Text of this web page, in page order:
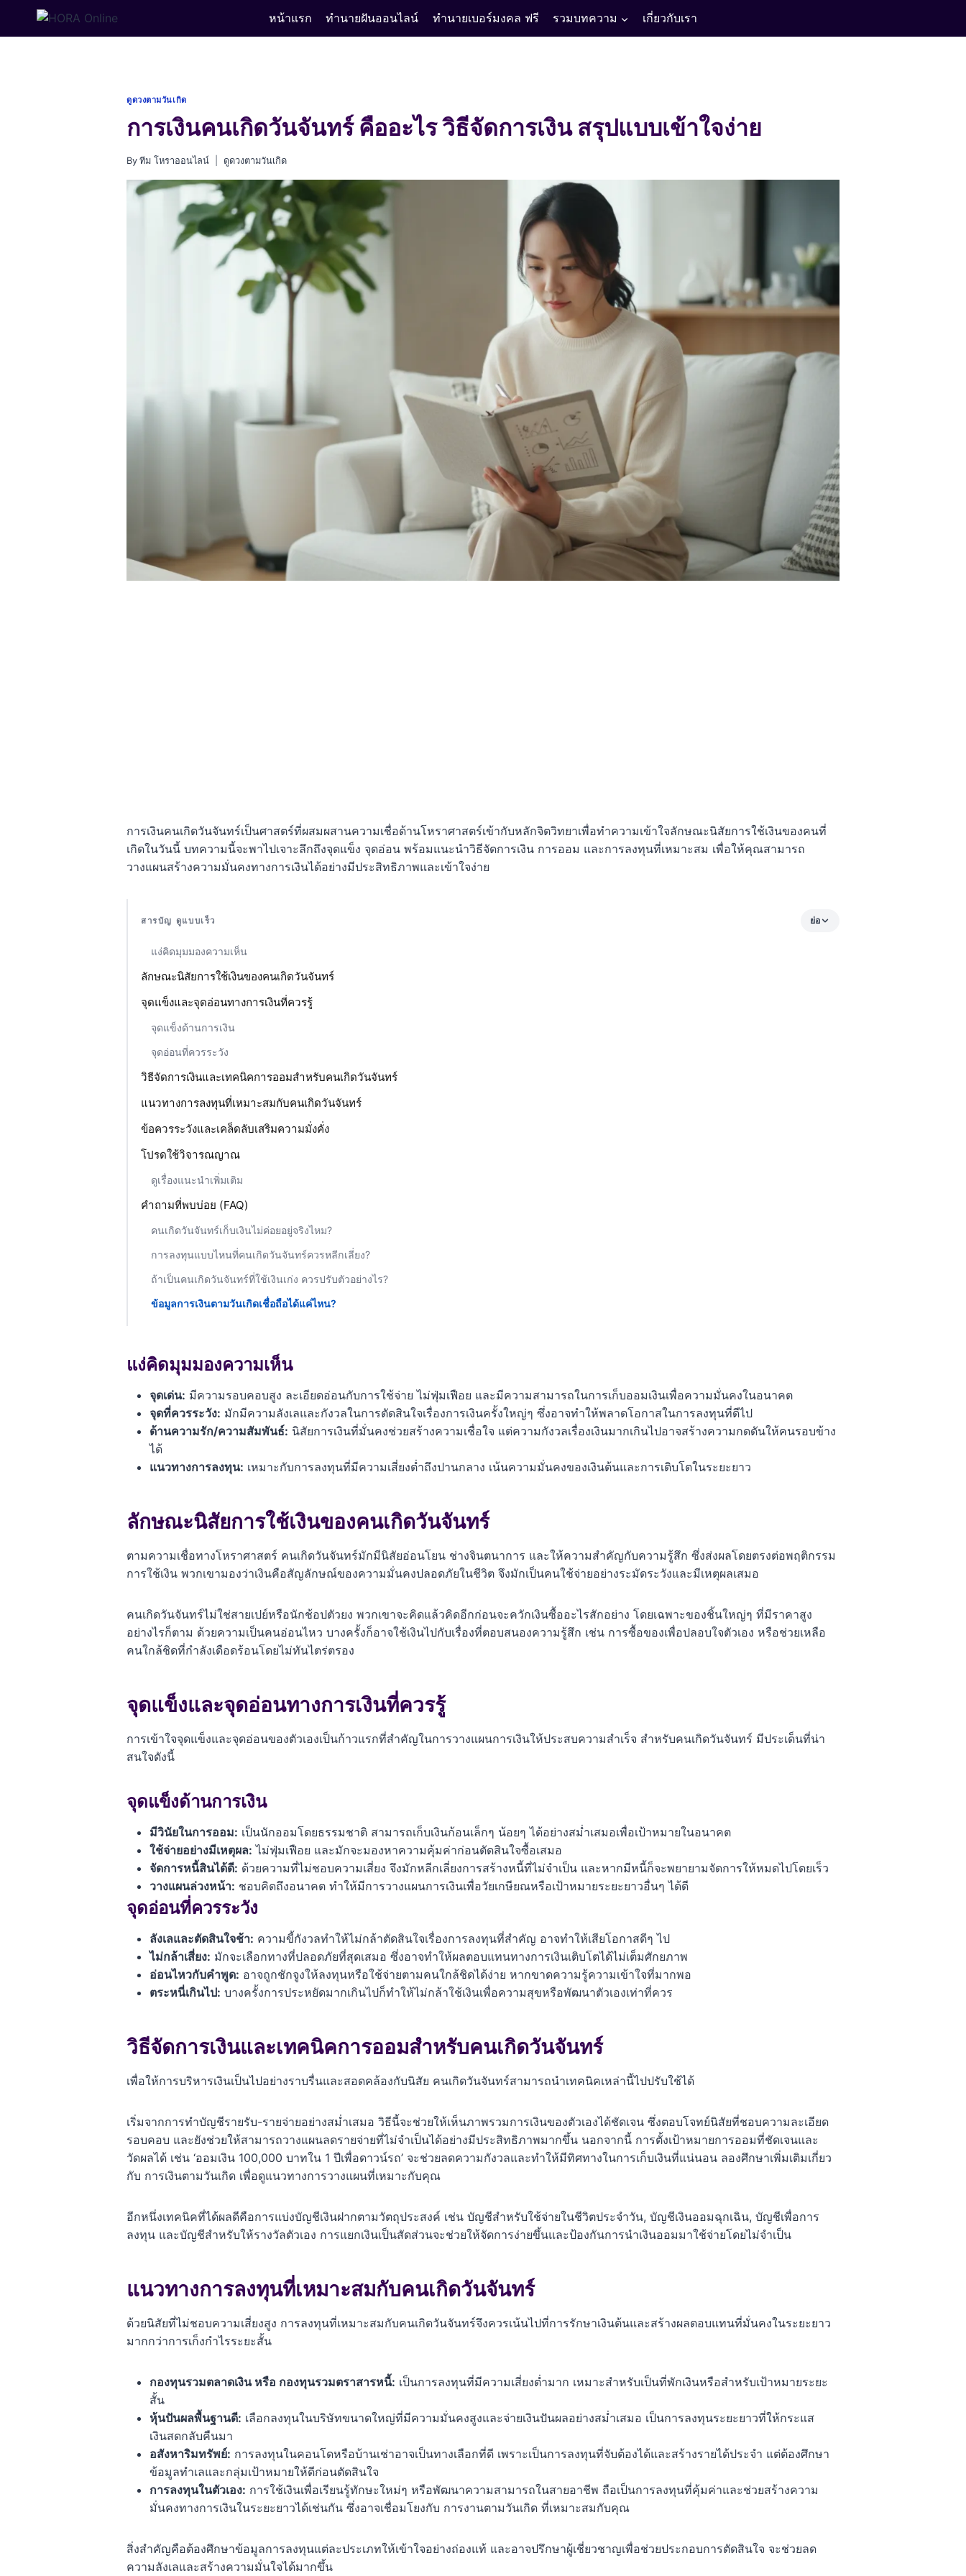
หน้าแรก ทำนายฝันออนไลน์ ทำนายเบอร์มงคล ฟรี รวมบทความ เกี่ยวกับเรา
ดูดวงตามวันเกิด
การเงินคนเกิดวันจันทร์ คืออะไร วิธีจัดการเงิน สรุปแบบเข้าใจง่าย
By ทีม โหราออนไลน์ ดูดวงตามวันเกิด
การเงินคนเกิดวันจันทร์เป็นศาสตร์ที่ผสมผสานความเชื่อด้านโหราศาสตร์เข้ากับหลักจิตวิทยาเพื่อทำความเข้าใจลักษณะนิสัยการใช้เงินของคนที่
เกิดในวันนี้ บทความนี้จะพาไปเจาะลึกถึงจุดแข็ง จุดอ่อน พร้อมแนะนำวิธีจัดการเงิน การออม และการลงทุนที่เหมาะสม เพื่อให้คุณสามารถ
วางแผนสร้างความมั่นคงทางการเงินได้อย่างมีประสิทธิภาพและเข้าใจง่าย
สารบัญ ดูแบบเร็ว ย่อ
แง่คิดมุมมองความเห็น
ลักษณะนิสัยการใช้เงินของคนเกิดวันจันทร์
จุดแข็งและจุดอ่อนทางการเงินที่ควรรู้
จุดแข็งด้านการเงิน
จุดอ่อนที่ควรระวัง
วิธีจัดการเงินและเทคนิคการออมสำหรับคนเกิดวันจันทร์
แนวทางการลงทุนที่เหมาะสมกับคนเกิดวันจันทร์
ข้อควรระวังและเคล็ดลับเสริมความมั่งคั่ง
โปรดใช้วิจารณญาณ
ดูเรื่องแนะนำเพิ่มเติม
คำถามที่พบบ่อย (FAQ)
คนเกิดวันจันทร์เก็บเงินไม่ค่อยอยู่จริงไหม?
การลงทุนแบบไหนที่คนเกิดวันจันทร์ควรหลีกเลี่ยง?
ถ้าเป็นคนเกิดวันจันทร์ที่ใช้เงินเก่ง ควรปรับตัวอย่างไร?
ข้อมูลการเงินตามวันเกิดเชื่อถือได้แค่ไหน?
แง่คิดมุมมองความเห็น
จุดเด่น: มีความรอบคอบสูง ละเอียดอ่อนกับการใช้จ่าย ไม่ฟุ่มเฟือย และมีความสามารถในการเก็บออมเงินเพื่อความมั่นคงในอนาคต
จุดที่ควรระวัง: มักมีความลังเลและกังวลในการตัดสินใจเรื่องการเงินครั้งใหญ่ๆ ซึ่งอาจทำให้พลาดโอกาสในการลงทุนที่ดีไป
ด้านความรัก/ความสัมพันธ์: นิสัยการเงินที่มั่นคงช่วยสร้างความเชื่อใจ แต่ความกังวลเรื่องเงินมากเกินไปอาจสร้างความกดดันให้คนรอบข้าง
ได้
แนวทางการลงทุน: เหมาะกับการลงทุนที่มีความเสี่ยงต่ำถึงปานกลาง เน้นความมั่นคงของเงินต้นและการเติบโตในระยะยาว
ลักษณะนิสัยการใช้เงินของคนเกิดวันจันทร์
ตามความเชื่อทางโหราศาสตร์ คนเกิดวันจันทร์มักมีนิสัยอ่อนโยน ช่างจินตนาการ และให้ความสำคัญกับความรู้สึก ซึ่งส่งผลโดยตรงต่อพฤติกรรม
การใช้เงิน พวกเขามองว่าเงินคือสัญลักษณ์ของความมั่นคงปลอดภัยในชีวิต จึงมักเป็นคนใช้จ่ายอย่างระมัดระวังและมีเหตุผลเสมอ
คนเกิดวันจันทร์ไม่ใช่สายเปย์หรือนักช้อปตัวยง พวกเขาจะคิดแล้วคิดอีกก่อนจะควักเงินซื้ออะไรสักอย่าง โดยเฉพาะของชิ้นใหญ่ๆ ที่มีราคาสูง
อย่างไรก็ตาม ด้วยความเป็นคนอ่อนไหว บางครั้งก็อาจใช้เงินไปกับเรื่องที่ตอบสนองความรู้สึก เช่น การซื้อของเพื่อปลอบใจตัวเอง หรือช่วยเหลือ
คนใกล้ชิดที่กำลังเดือดร้อนโดยไม่ทันไตร่ตรอง
จุดแข็งและจุดอ่อนทางการเงินที่ควรรู้
การเข้าใจจุดแข็งและจุดอ่อนของตัวเองเป็นก้าวแรกที่สำคัญในการวางแผนการเงินให้ประสบความสำเร็จ สำหรับคนเกิดวันจันทร์ มีประเด็นที่น่า
สนใจดังนี้
จุดแข็งด้านการเงิน
มีวินัยในการออม: เป็นนักออมโดยธรรมชาติ สามารถเก็บเงินก้อนเล็กๆ น้อยๆ ได้อย่างสม่ำเสมอเพื่อเป้าหมายในอนาคต
ใช้จ่ายอย่างมีเหตุผล: ไม่ฟุ่มเฟือย และมักจะมองหาความคุ้มค่าก่อนตัดสินใจซื้อเสมอ
จัดการหนี้สินได้ดี: ด้วยความที่ไม่ชอบความเสี่ยง จึงมักหลีกเลี่ยงการสร้างหนี้ที่ไม่จำเป็น และหากมีหนี้ก็จะพยายามจัดการให้หมดไปโดยเร็ว
วางแผนล่วงหน้า: ชอบคิดถึงอนาคต ทำให้มีการวางแผนการเงินเพื่อวัยเกษียณหรือเป้าหมายระยะยาวอื่นๆ ได้ดี
จุดอ่อนที่ควรระวัง
ลังเลและตัดสินใจช้า: ความขี้กังวลทำให้ไม่กล้าตัดสินใจเรื่องการลงทุนที่สำคัญ อาจทำให้เสียโอกาสดีๆ ไป
ไม่กล้าเสี่ยง: มักจะเลือกทางที่ปลอดภัยที่สุดเสมอ ซึ่งอาจทำให้ผลตอบแทนทางการเงินเติบโตได้ไม่เต็มศักยภาพ
อ่อนไหวกับคำพูด: อาจถูกชักจูงให้ลงทุนหรือใช้จ่ายตามคนใกล้ชิดได้ง่าย หากขาดความรู้ความเข้าใจที่มากพอ
ตระหนี่เกินไป: บางครั้งการประหยัดมากเกินไปก็ทำให้ไม่กล้าใช้เงินเพื่อความสุขหรือพัฒนาตัวเองเท่าที่ควร
วิธีจัดการเงินและเทคนิคการออมสำหรับคนเกิดวันจันทร์
เพื่อให้การบริหารเงินเป็นไปอย่างราบรื่นและสอดคล้องกับนิสัย คนเกิดวันจันทร์สามารถนำเทคนิคเหล่านี้ไปปรับใช้ได้
เริ่มจากการทำบัญชีรายรับ-รายจ่ายอย่างสม่ำเสมอ วิธีนี้จะช่วยให้เห็นภาพรวมการเงินของตัวเองได้ชัดเจน ซึ่งตอบโจทย์นิสัยที่ชอบความละเอียด
รอบคอบ และยังช่วยให้สามารถวางแผนลดรายจ่ายที่ไม่จำเป็นได้อย่างมีประสิทธิภาพมากขึ้น นอกจากนี้ การตั้งเป้าหมายการออมที่ชัดเจนและ
วัดผลได้ เช่น ‘ออมเงิน 100,000 บาทใน 1 ปีเพื่อดาวน์รถ’ จะช่วยลดความกังวลและทำให้มีทิศทางในการเก็บเงินที่แน่นอน ลองศึกษาเพิ่มเติมเกี่ยว
กับ การเงินตามวันเกิด เพื่อดูแนวทางการวางแผนที่เหมาะกับคุณ
อีกหนึ่งเทคนิคที่ได้ผลดีคือการแบ่งบัญชีเงินฝากตามวัตถุประสงค์ เช่น บัญชีสำหรับใช้จ่ายในชีวิตประจำวัน, บัญชีเงินออมฉุกเฉิน, บัญชีเพื่อการ
ลงทุน และบัญชีสำหรับให้รางวัลตัวเอง การแยกเงินเป็นสัดส่วนจะช่วยให้จัดการง่ายขึ้นและป้องกันการนำเงินออมมาใช้จ่ายโดยไม่จำเป็น
แนวทางการลงทุนที่เหมาะสมกับคนเกิดวันจันทร์
ด้วยนิสัยที่ไม่ชอบความเสี่ยงสูง การลงทุนที่เหมาะสมกับคนเกิดวันจันทร์จึงควรเน้นไปที่การรักษาเงินต้นและสร้างผลตอบแทนที่มั่นคงในระยะยาว
มากกว่าการเก็งกำไรระยะสั้น
กองทุนรวมตลาดเงิน หรือ กองทุนรวมตราสารหนี้: เป็นการลงทุนที่มีความเสี่ยงต่ำมาก เหมาะสำหรับเป็นที่พักเงินหรือสำหรับเป้าหมายระยะ
สั้น
หุ้นปันผลพื้นฐานดี: เลือกลงทุนในบริษัทขนาดใหญ่ที่มีความมั่นคงสูงและจ่ายเงินปันผลอย่างสม่ำเสมอ เป็นการลงทุนระยะยาวที่ให้กระแส
เงินสดกลับคืนมา
อสังหาริมทรัพย์: การลงทุนในคอนโดหรือบ้านเช่าอาจเป็นทางเลือกที่ดี เพราะเป็นการลงทุนที่จับต้องได้และสร้างรายได้ประจำ แต่ต้องศึกษา
ข้อมูลทำเลและกลุ่มเป้าหมายให้ดีก่อนตัดสินใจ
การลงทุนในตัวเอง: การใช้เงินเพื่อเรียนรู้ทักษะใหม่ๆ หรือพัฒนาความสามารถในสายอาชีพ ถือเป็นการลงทุนที่คุ้มค่าและช่วยสร้างความ
มั่นคงทางการเงินในระยะยาวได้เช่นกัน ซึ่งอาจเชื่อมโยงกับ การงานตามวันเกิด ที่เหมาะสมกับคุณ
สิ่งสำคัญคือต้องศึกษาข้อมูลการลงทุนแต่ละประเภทให้เข้าใจอย่างถ่องแท้ และอาจปรึกษาผู้เชี่ยวชาญเพื่อช่วยประกอบการตัดสินใจ จะช่วยลด
ความลังเลและสร้างความมั่นใจได้มากขึ้น